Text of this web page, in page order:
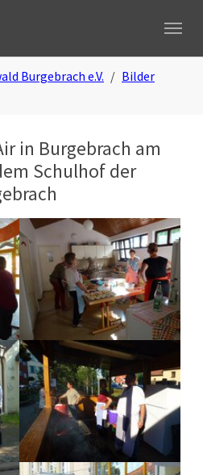
Burgebrach e.V.
Bilder
in Burgebrach am
Schulhof der